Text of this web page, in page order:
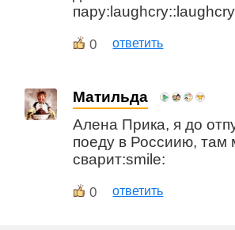
0 ответить
Матильда
Алена Прика, я до
поеду в Россиию, там
сварит:smile:
0 ответить